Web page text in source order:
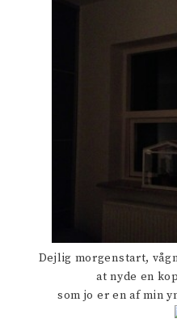
Dejlig morgenstart,
at nyde en
som jo er en af min